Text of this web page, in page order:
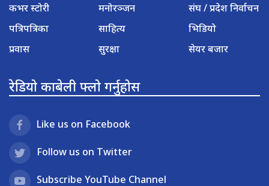
कभर स्टोरी
पत्रिपत्रिका
प्रवास
मनोरञ्जन
साहित्य
सुरक्षा
संघ / प्रदेश निर्वाचन
भिडियो
सेयर बजार
रेडियो काबेली फ्लो गर्नुहोस
Like us on Facebook
Follow us on Twitter
Subscribe YouTube Channel